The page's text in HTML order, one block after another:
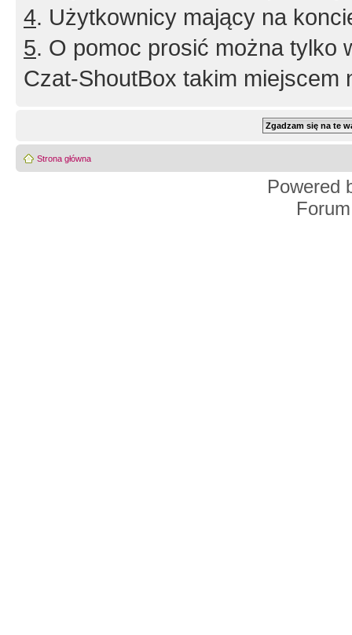
4. Użytkownicy mający na
5. O pomoc prosić można tylko
Czat-ShoutBox takim miejscem
Strona główna
Powered